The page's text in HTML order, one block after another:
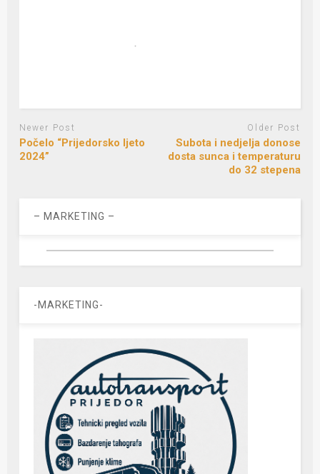
Newer Post
Počelo “Prijedorsko ljeto
2024”
Older Post
Subota i nedjelja donose
dosta sunca i temperaturu
do 32 stepena
– MARKETING –
-MARKETING-